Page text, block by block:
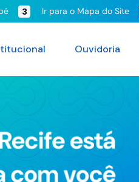
3 Ir para o Mapa do Site
Ouvidoria